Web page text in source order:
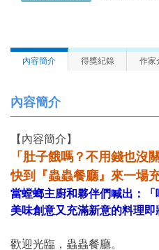
內容簡介 得獎紀錄 作家
內容簡介
【內容簡介】
「肚子餓嗎？不用錢也沒
快到『蟲蟲餐廳』來一場
當螳螂主廚和夥伴們喊出：「
美味創意又充滿新意的料理即
歡迎光臨，蟲蟲餐廳。